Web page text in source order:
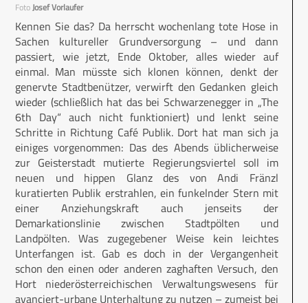
FotoJosef Vorlaufer
Kennen Sie das? Da herrscht wochenlang tote Hose in
Sachen kultureller Grundversorgung – und dann
passiert, wie jetzt, Ende Oktober, alles wieder auf
einmal. Man müsste sich klonen können, denkt der
genervte Stadtbenützer, verwirft den Gedanken gleich
wieder (schließlich hat das bei Schwarzenegger in „The
6th Day“ auch nicht funktioniert) und lenkt seine
Schritte in Richtung Café Publik. Dort hat man sich ja
einiges vorgenommen: Das des Abends üblicherweise
zur Geisterstadt mutierte Regierungsviertel soll im
neuen und hippen Glanz des von Andi Fränzl
kuratierten Publik erstrahlen, ein funkelnder Stern mit
einer Anziehungskraft auch jenseits der
Demarkationslinie zwischen Stadtpölten und
Landpölten. Was zugegebener Weise kein leichtes
Unterfangen ist. Gab es doch in der Vergangenheit
schon den einen oder anderen zaghaften Versuch, den
Hort niederösterreichischen Verwaltungswesens für
avanciert-urbane Unterhaltung zu nutzen – zumeist bei